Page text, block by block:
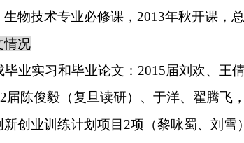
物技术专业必修课，2013年秋开课，总
情况
毕业实习和毕业论文：2015届刘欢、王
届陈俊毅（复旦读研）、于洋、翟腾飞，
创业训练计划项目 2项（黎咏蜀、刘雪